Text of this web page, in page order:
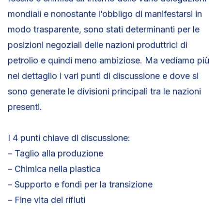
mondiali e nonostante l’obbligo di manifestarsi in
modo trasparente, sono stati determinanti per le
posizioni negoziali delle nazioni produttrici di
petrolio e quindi meno ambiziose. Ma vediamo più
nel dettaglio i vari punti di discussione e dove si
sono generate le divisioni principali tra le nazioni
presenti.
I 4 punti chiave di discussione:
– Taglio alla produzione
– Chimica nella plastica
– Supporto e fondi per la transizione
– Fine vita dei rifiuti